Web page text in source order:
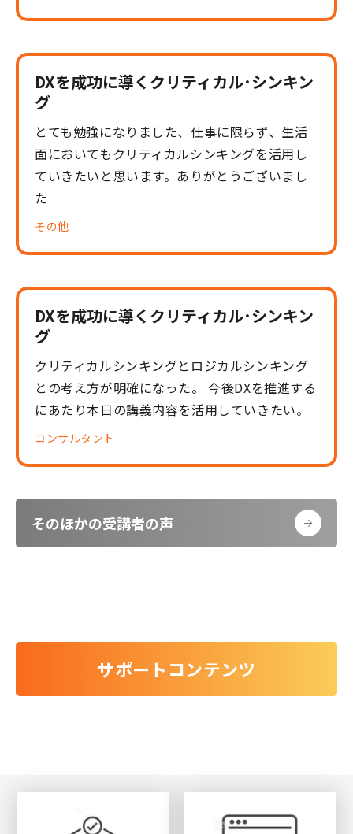
DXを成功に導くクリティカル･シンキン
グ
とても勉強になりました、仕事に限らず、生活
面においてもクリティカルシンキングを活用し
ていきたいと思います。ありがとうございまし
た
その他
DXを成功に導くクリティカル･シンキン
グ
クリティカルシンキングとロジカルシンキング
との考え方が明確になった。 今後DXを推進する
にあたり本日の講義内容を活用していきたい。
コンサルタント
そのほかの受講者の声
サポートコンテンツ